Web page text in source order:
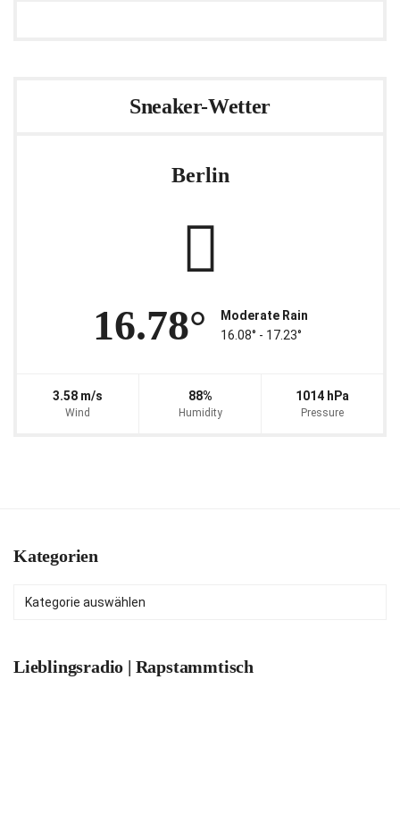
Sneaker-Wetter
Berlin
16.78°
Moderate Rain
16.08° ‐ 17.23°
3.58 m/s
Wind
88%
Humidity
1014 hPa
Pressure
Kategorien
Lieblingsradio | Rapstammtisch